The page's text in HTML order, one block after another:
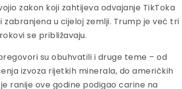
zakon koji zahtijeva odvajanje TikToka
u cijeloj zemlji. Trump je već tri
se približavaju.
su obuhvatili i druge teme – od
izvoza rijetkih minerala, do američkih
ranije ove godine podigao carine na